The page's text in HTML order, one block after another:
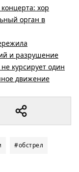
хор
орган в
и разрушение
курсирует один
движение
#обстрел